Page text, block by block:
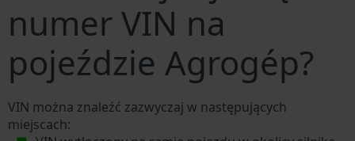
numer VIN na
pojeździe Agrogép?
VIN można znaleźć zazwyczaj w następujących
miejscach: